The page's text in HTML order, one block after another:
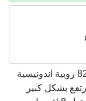
روبية اندونيسية
ارتفع بشكل كبير